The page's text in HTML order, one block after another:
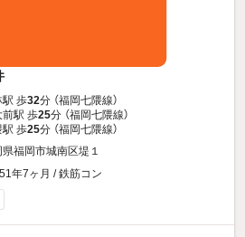
駅 歩32分 （福岡七隈線）
前駅 歩25分 （福岡七隈線）
駅 歩25分 （福岡七隈線）
県福岡市城南区堤１
年7ヶ月 / 鉄筋コン